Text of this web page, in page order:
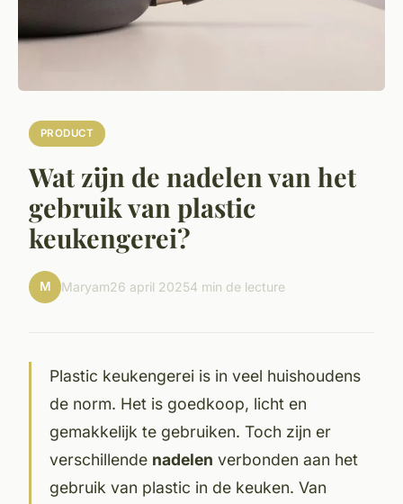
PRODUCT
Wat zijn de nadelen van het
gebruik van plastic
keukengerei?
M Maryam26 april 20254 min de lecture
Plastic keukengerei is in veel huishoudens
de norm. Het is goedkoop, licht en
gemakkelijk te gebruiken. Toch zijn er
verschillende nadelen verbonden aan het
gebruik van plastic in de keuken. Van